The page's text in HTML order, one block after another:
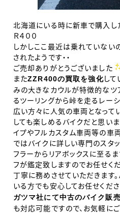
北海道にいる時に新車で購入し
Ｒ４００
しかしここ最近は乗れていない
されたようです・・
ご売却ありがとうございました
またZZR400の買取を強化して
みの大きなカウルが特徴的なツ
るツーリングから峠を走るレー
広い方々に人気の車両となって
しても楽しめるバイクだと思い
イプやフルカスタム車両等の車
ではバイクに詳しい専門のスタ
フラーからリアボックスに至る
フが鑑定致しますのでお任せく
丁寧に務めさせていただきます
いる方でも安心してお任せくだ
ガツマ社にて中古のバイク販売
も対応可能ですので、お気軽に